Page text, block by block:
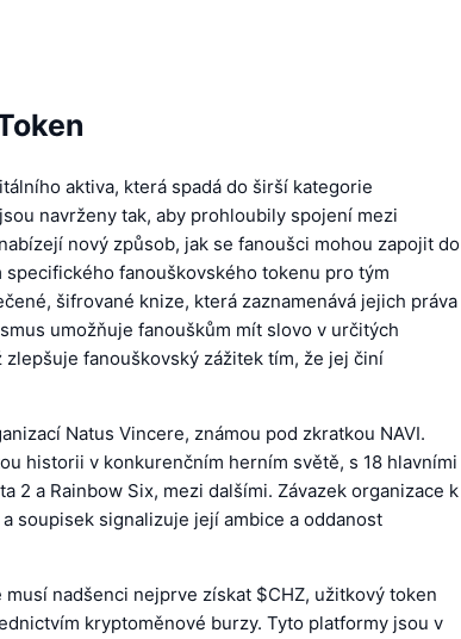
aktiva, která spadá do širší kategorie
navrženy tak, aby prohloubily spojení mezi
nový způsob, jak se fanoušci mohou zapojit do
fanouškovského tokenu pro tým
šifrované knize, která zaznamenává jejich práva
umožňuje fanouškům mít slovo v určitých
fanouškovský zážitek tím, že jej činí
Natus Vincere, známou pod zkratkou NAVI.
historii v konkurenčním herním světě, s 18 hlavními
2 a Rainbow Six, mezi dalšími. Závazek organizace k
soupisek signalizuje její ambice a oddanost
nadšenci nejprve získat $CHZ, užitkový token
kryptoměnové burzy. Tyto platformy jsou v